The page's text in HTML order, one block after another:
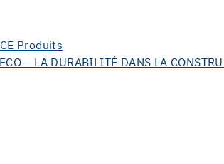
Produits
– LA DURABILITÉ DANS LA